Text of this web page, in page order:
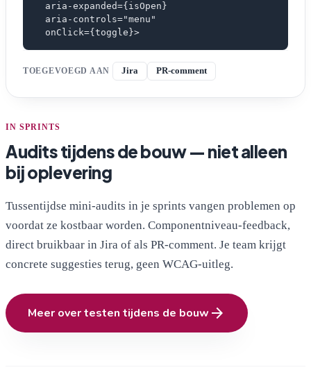
  aria-expanded={isOpen}
  aria-controls="menu"
  onClick={toggle}>
TOEGEVOEGD AAN Jira PR-comment
IN SPRINTS
Audits tijdens de bouw — niet alleen
bij oplevering
Tussentijdse mini-audits in je sprints vangen problemen op
voordat ze kostbaar worden. Componentniveau-feedback,
direct bruikbaar in Jira of als PR-comment. Je team krijgt
concrete suggesties terug, geen WCAG-uitleg.
Meer over testen tijdens de bouw arrow_forward